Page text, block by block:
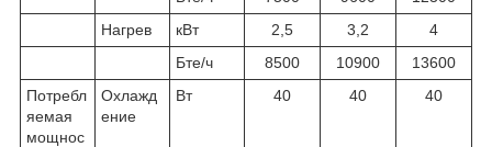
Нагрев
кВт 2,5 3,2
4
Бте/ч
8500 10900
13600
Потребл
яемая
мощнос
Охлажд
ение
Вт 40 40 40